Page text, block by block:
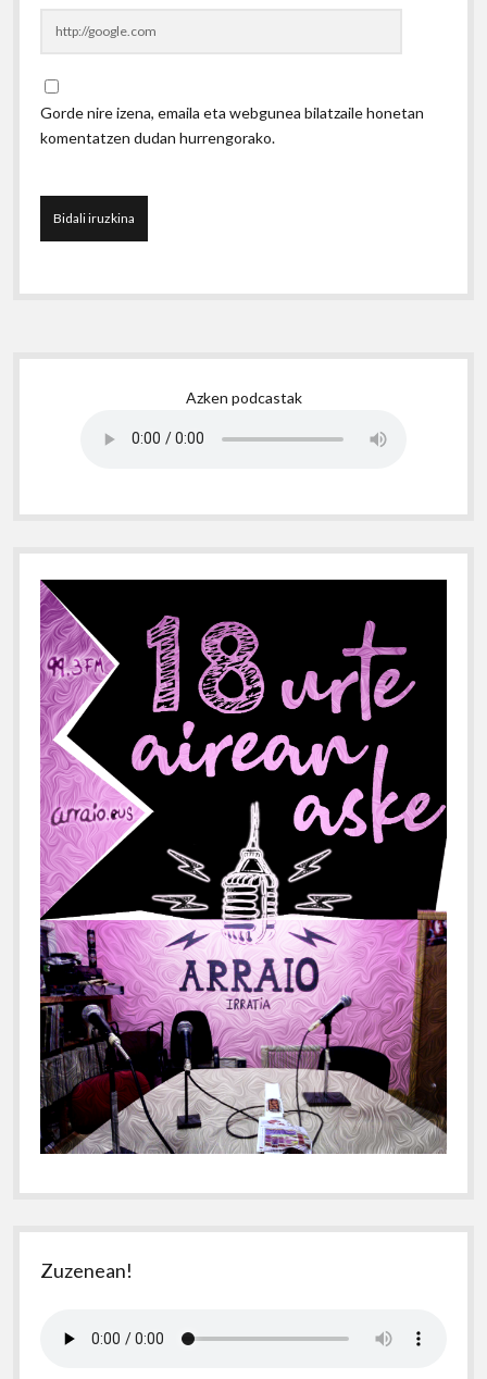
Gorde nire izena, emaila eta webgunea bilatzaile honetan
komentatzen dudan hurrengorako.
Sidebar
Azken podcastak
Zuzenean!